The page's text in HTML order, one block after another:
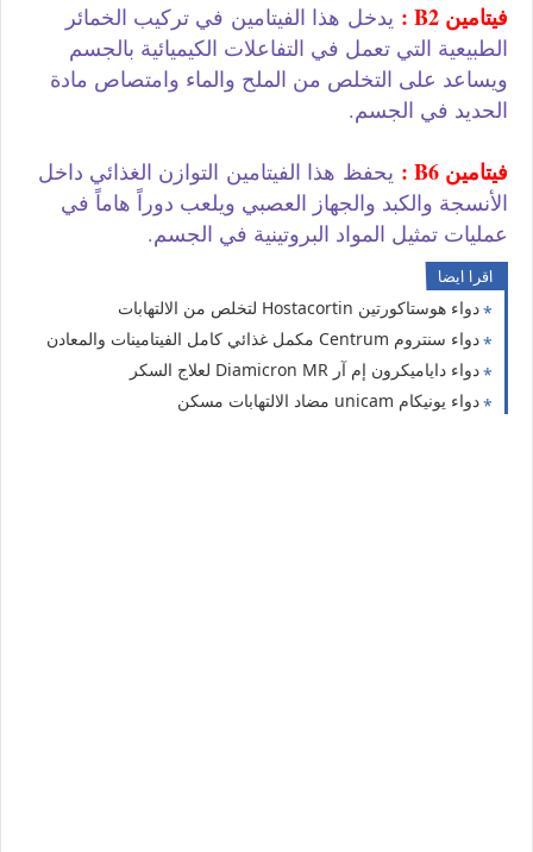
فيتامين B2 : يدخل هذا الفيتامين في تركيب الخمائر
الطبيعية التي تعمل في التفاعلات الكيميائية بالجسم
ويساعد على التخلص من الملح والماء وامتصاص مادة
الحديد في الجسم.
فيتامين B6 : يحفظ هذا الفيتامين التوازن الغذائي داخل
الأنسجة والكبد والجهاز العصبي ويلعب دوراً هاماً في
عمليات تمثيل المواد البروتينية في الجسم.
اقرا ايضا
دواء هوستاكورتين Hostacortin لتخلص من الالتهابات
دواء سنتروم Centrum مكمل غذائي كامل الفيتامينات والمعادن
دواء داياميكرون إم آر Diamicron MR لعلاج السكر
دواء يونيكام unicam مضاد الالتهابات مسكن